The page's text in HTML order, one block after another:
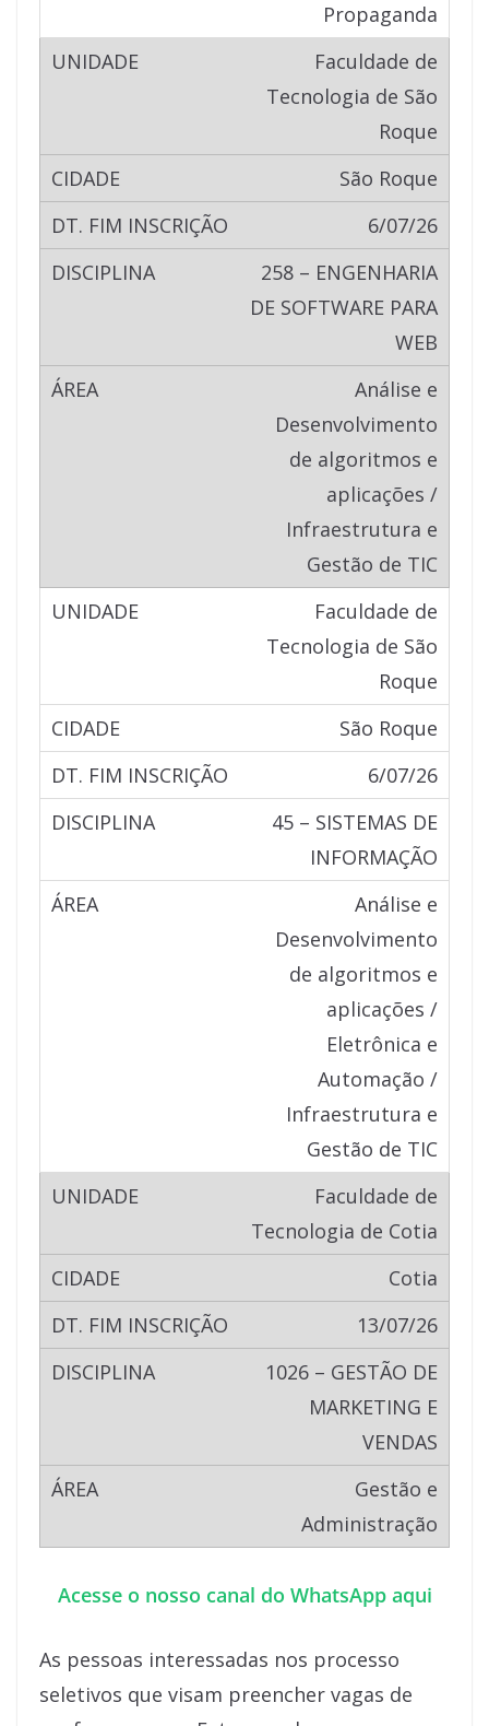
Propaganda
Faculdade de
Tecnologia de São
Roque
São Roque
6/07/26
258 – ENGENHARIA
DE SOFTWARE PARA
WEB
Análise e
Desenvolvimento
de algoritmos e
aplicações /
Infraestrutura e
Gestão de TIC
Faculdade de
Tecnologia de São
Roque
São Roque
6/07/26
45 – SISTEMAS DE
INFORMAÇÃO
Análise e
Desenvolvimento
de algoritmos e
aplicações /
Eletrônica e
Automação /
Infraestrutura e
Gestão de TIC
Faculdade de
Tecnologia de Cotia
Cotia
13/07/26
1026 – GESTÃO DE
MARKETING E
VENDAS
Gestão e
Administração
Acesse o nosso canal do WhatsApp aqui
As pessoas interessadas nos processo
seletivos que visam preencher vagas de